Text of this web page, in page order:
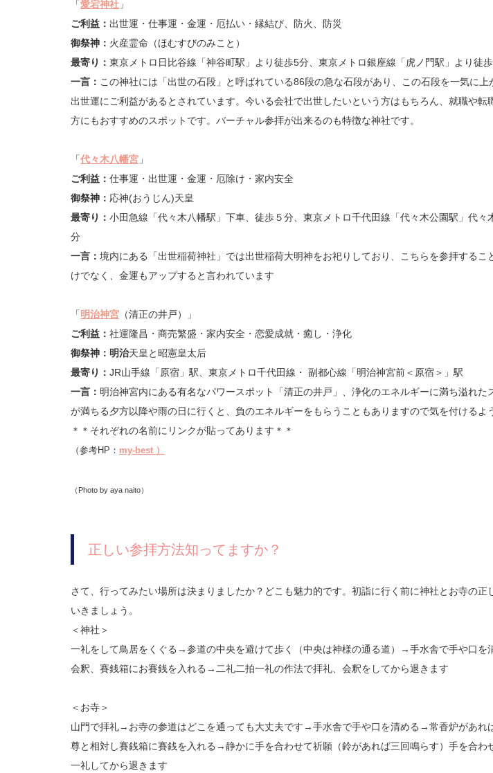
「愛宕神社 」
ご利益： 出世運・仕事運・金運・厄払い・縁結び、防火、防災
御祭神： 火産霊命（ほむすびのみこと）
最寄り： 東京メトロ日比谷線「神谷町駅」より徒歩5分、東京メトロ銀座線「虎ノ門駅」より徒
一言： この神社には「出世の石段」と呼ばれている86段の急な石段があり、この石段を一気に上
出世運にご利益があるとされています。今いる会社で出世したいという方はもちろん、就職や転
方にもおすすめのスポットです。バーチャル参拝が出来るのも特徴な神社です。
「代々木八幡宮 」
ご利益： 仕事運・出世運・金運・厄除け・家内安全
御祭神： 応神(おうじん)天皇
最寄り： 小田急線「代々木八幡駅」下車、徒歩５分、東京メトロ千代田線「代々木公園駅」代々
分
一言： 境内にある「出世稲荷神社」では出世稲荷大明神をお祀りしており、こちらを参拝するこ
けでなく、金運もアップすると言われています
「明治神宮 （清正の井戸）」
ご利益： 社運隆昌・商売繁盛・家内安全・恋愛成就・癒し・浄化
御祭神： 明治天皇と昭憲皇太后
最寄り： JR山手線「原宿」駅、東京メトロ千代田線・ 副都心線「明治神宮前＜原宿＞」駅
一言： 明治神宮内にある有名なパワースポット「清正の井戸」、浄化のエネルギーに満ち溢れた
が満ちる夕方以降や雨の日に行くと、負のエネルギーをもらうこともありますので気を付けるよ
＊＊それぞれの名前にリンクが貼ってあります＊＊
（参考HP： my-best ）
（Photo by aya naito）
正しい参拝方法知ってますか？
さて、行ってみたい場所は決まりましたか？どこも魅力的です。初詣に行く前に神社とお寺の正
いきましょう。
＜神社＞
一礼をして鳥居をくぐる→参道の中央を避けて歩く（中央は神様の通る道）→手水舎で手や口
会釈、賽銭箱にお賽銭を入れる→二礼二拍一礼の作法で拝礼、会釈をしてから退きます
＜お寺＞
山門で拝礼→お寺の参道はどこを通っても大丈夫です→手水舎で手や口を清める→常香炉があれ
尊と相対し賽銭箱に賽銭を入れる→静かに手を合わせて祈願（鈴があれば三回鳴らす）手を合わ
一礼してから退きます